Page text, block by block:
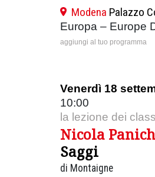
Modena Palazzo
Europa – Europe
aggiungi al tuo programma
Venerdì 18
10:00
la lezione dei
Nicola
Saggi
di Montaigne